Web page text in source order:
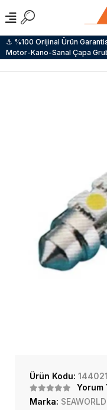
⚓ %100 Orijinal Ürün
Motor-Kano-Sanal Çapa
Ürün Kodu:
Yorum
Marka: SEAWORLD